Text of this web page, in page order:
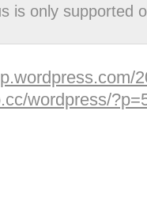
supported
wordpress/